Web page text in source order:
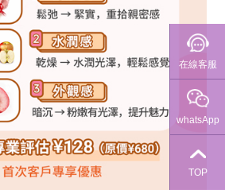
在線客服
whatsApp
TOP